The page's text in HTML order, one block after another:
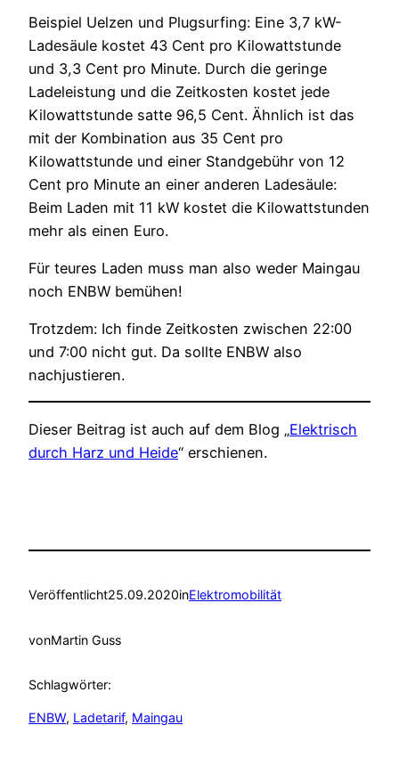
Beispiel Uelzen und Plugsurfing: Eine 3,7 kW-
Ladesäule kostet 43 Cent pro Kilowattstunde
und 3,3 Cent pro Minute. Durch die geringe
Ladeleistung und die Zeitkosten kostet jede
Kilowattstunde satte 96,5 Cent. Ähnlich ist das
mit der Kombination aus 35 Cent pro
Kilowattstunde und einer Standgebühr von 12
Cent pro Minute an einer anderen Ladesäule:
Beim Laden mit 11 kW kostet die Kilowattstunden
mehr als einen Euro.
Für teures Laden muss man also weder Maingau
noch ENBW bemühen!
Trotzdem: Ich finde Zeitkosten zwischen 22:00
und 7:00 nicht gut. Da sollte ENBW also
nachjustieren.
Dieser Beitrag ist auch auf dem Blog „Elektrisch
durch Harz und Heide“ erschienen.
Veröffentlicht25.09.2020inElektromobilität
vonMartin Guss
Schlagwörter:
ENBW, Ladetarif, Maingau